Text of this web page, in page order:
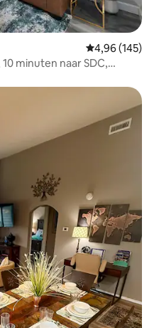
Gemiddelde
4,96 (145)
minuten naar SDC,